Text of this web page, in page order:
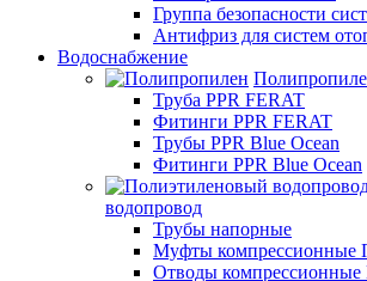
Группа безопасности
Антифриз для систем
Водоснабжение
Труба PPR FERAT
Фитинги PPR FERAT
Трубы PPR Blue Ocean
Фитинги PPR Blue Ocean
водопровод
Трубы напорные
Муфты компрессионные
Отводы